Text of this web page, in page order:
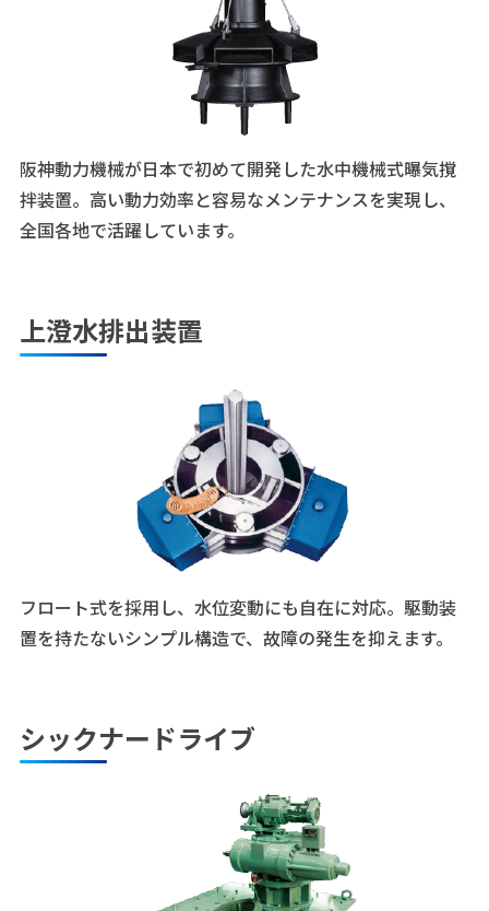
阪神動力機械が日本で初めて開発した水中機械式曝気撹
拌装置。高い動力効率と容易なメンテナンスを実現し、
全国各地で活躍しています。
上澄水排出装置
フロート式を採用し、水位変動にも自在に対応。駆動装
置を持たないシンプル構造で、故障の発生を抑えます。
シックナードライブ